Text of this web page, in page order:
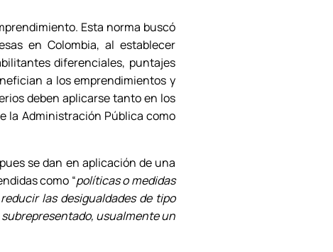
Esta norma buscó
en Colombia, al establecer
diferenciales, puntajes
a los emprendimientos y
deben aplicarse tanto en los
la Administración Pública como
se dan en aplicación de una
como “políticas o medidas
las desigualdades de tipo
usualmente un